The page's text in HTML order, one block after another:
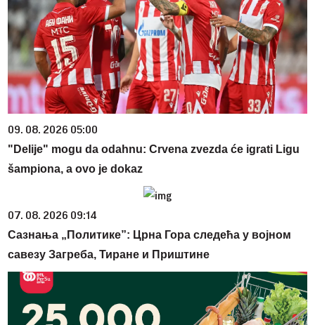
09. 08. 2026 05:00
"Delije" mogu da odahnu: Crvena zvezda će igrati Ligu
šampiona, a ovo je dokaz
07. 08. 2026 09:14
Сазнања „Политике”: Црна Гора следећа у војном
савезу Загреба, Тиране и Приштине